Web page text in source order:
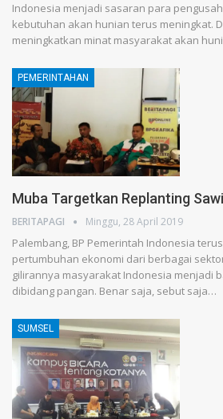
Indonesia menjadi sasaran para
kebutuhan akan hunian terus meningkat.
meningkatkan minat masyarakat akan
PEMERINTAHAN
Muba Targetkan Replanting
BERITAPAGI Minggu, 28 April 2019
Palembang, BP Pemerintah Indonesia
pertumbuhan ekonomi dari berbagai
gilirannya masyarakat Indonesia menjadi
dibidang pangan. Benar saja, sebut saja…
SUMSEL